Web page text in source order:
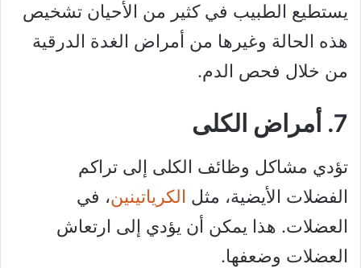
يستطيع الطبيب في كثير من الأحيان تشخيص
هذه الحالة وغيرها من أمراض الغدة الدرقية
من خلال فحص الدم.
7. أمراض الكلى
تؤدي مشاكل وظائف الكلى إلى تراكم
الفضلات الأيضية، مثل الكرياتينين، في
العضلات. هذا يمكن أن يؤدي إلى ارتعاش
العضلات وضعفها.